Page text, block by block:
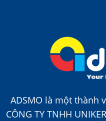
ADSMO là một thành
CÔNG TY TNHH